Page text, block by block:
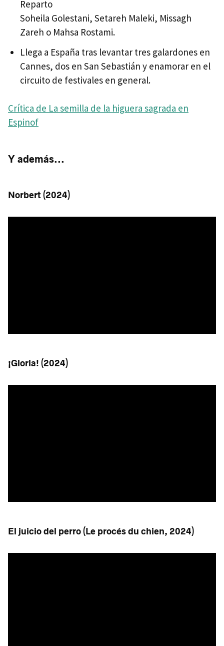
Reparto
Soheila Golestani, Setareh Maleki, Missagh
Zareh o Mahsa Rostami.
Llega a España tras levantar tres galardones en
Cannes, dos en San Sebastián y enamorar en el
circuito de festivales en general.
Crítica de La semilla de la higuera sagrada en
Espinof
Y además...
Norbert (2024)
¡Gloria! (2024)
El juicio del perro (Le procés du chien, 2024)